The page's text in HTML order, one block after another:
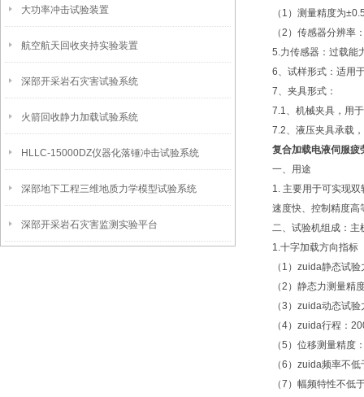
大功率冲击试验装置
航空航天回收夹持实验装置
深部开采岩石灾害试验系统
火箭回收静力加载试验系统
HLLC-15000DZ仪器化落锤冲击试验系统
深部地下工程三维地质力学模型试验系统
深部开采岩石灾害监测实验平台
（1）测量精度为
（2）传感器分辨率
5.力传感器：过载能
6、试样形式：适用
7、夹具形式：
7.1、机械夹具，用
7.2、液压夹具承载
复合加载电液伺服疲
一、用途
1. 主要用于可实现
速度快、控制精度高
二、试验机组成：主
1.十字加载方向指标
（1）zuida静态试
（2）静态力测量精
（3）zuida动态试
（4）zuida行程：
（5）位移测量精度
（6）zuida频率不
（7）幅频特性不低